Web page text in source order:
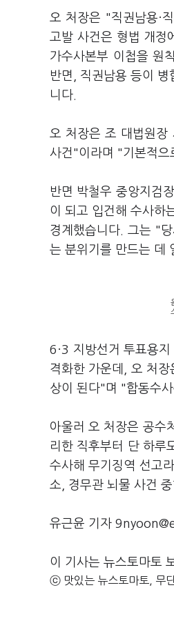
오 처장은 "직권남용·
고발 사건은 형법 개정
가수사본부 이첩을 원
반면, 직권남용 등이
니다.
오 처장은 조 대법원장
사건"이라며 "기본적으
반면 박철우 중앙지검
이 되고 입건해 수사하
경계했습니다. 그는 "
는 분위기를 만드는 데
6·3 지방선거 투표용
격화한 가운데, 오 처
상이 된다"며 "합동수
아울러 오 처장은 공수
리한 직후부터 단 하루
수사해 무기징역 선고
소, 경무관 뇌물 사건
유근윤 기자
이 기사는 뉴스토마토
ⓒ 맛있는 뉴스토마토, 무